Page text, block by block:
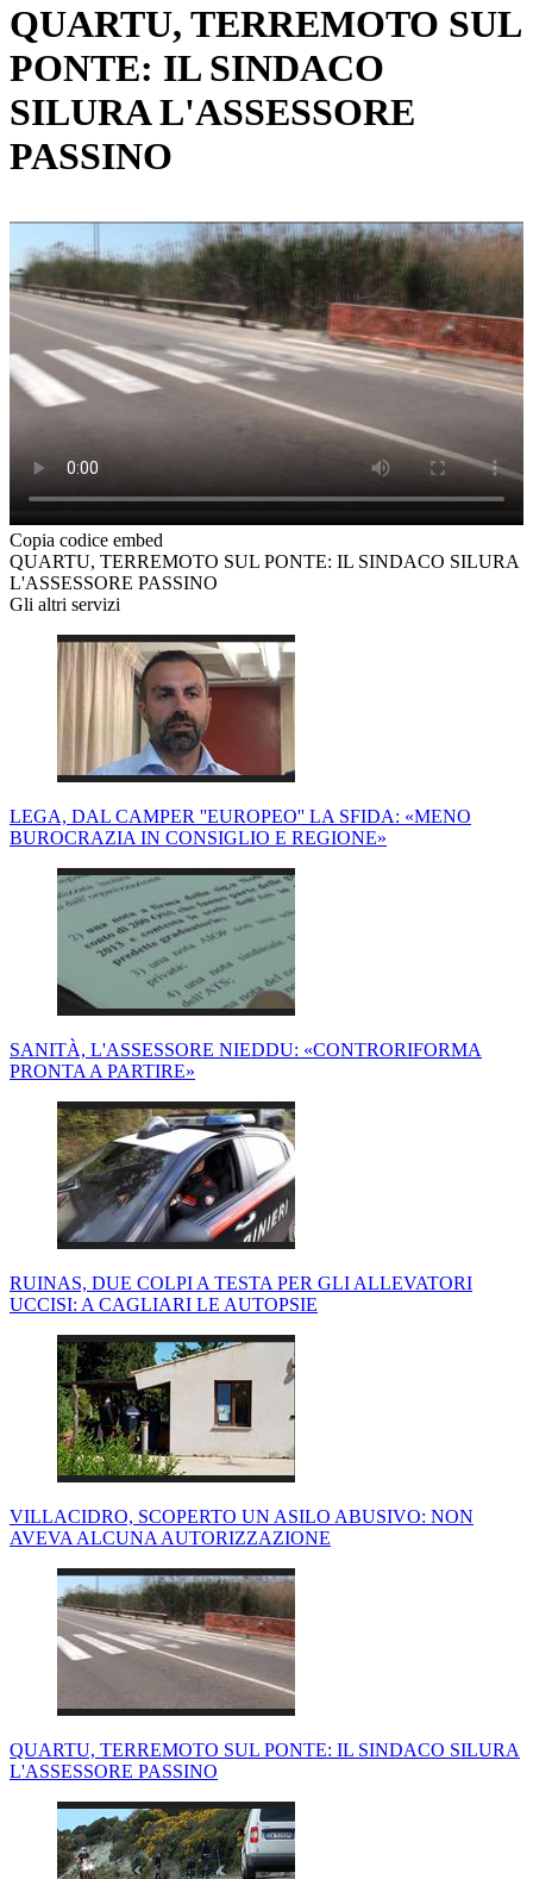
QUARTU, TERREMOTO SUL
PONTE: IL SINDACO
SILURA L'ASSESSORE
PASSINO
Copia codice embed
QUARTU, TERREMOTO SUL PONTE: IL SINDACO SILURA
L'ASSESSORE PASSINO
Gli altri servizi
LEGA, DAL CAMPER ''EUROPEO'' LA SFIDA: «MENO
BUROCRAZIA IN CONSIGLIO E REGIONE»
SANITÀ, L'ASSESSORE NIEDDU: «CONTRORIFORMA
PRONTA A PARTIRE»
RUINAS, DUE COLPI A TESTA PER GLI ALLEVATORI
UCCISI: A CAGLIARI LE AUTOPSIE
VILLACIDRO, SCOPERTO UN ASILO ABUSIVO: NON
AVEVA ALCUNA AUTORIZZAZIONE
QUARTU, TERREMOTO SUL PONTE: IL SINDACO SILURA
L'ASSESSORE PASSINO